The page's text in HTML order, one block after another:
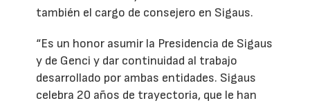
también el cargo de consejero en Sigaus.
“Es un honor asumir la Presidencia de Sigaus
y de Genci y dar continuidad al trabajo
desarrollado por ambas entidades. Sigaus
celebra 20 años de trayectoria, que le han